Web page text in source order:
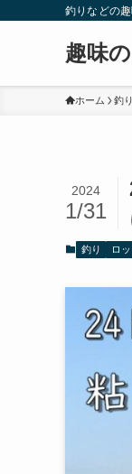
釣りなどの
趣味
ホーム 釣り
2024
1/31
釣り ロ